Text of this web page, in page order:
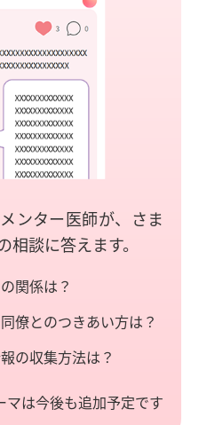
ンター医師が、さま
談に答えます。
関係は？
僚とのつきあい方は？
の収集方法は？
マは今後も追加予定です